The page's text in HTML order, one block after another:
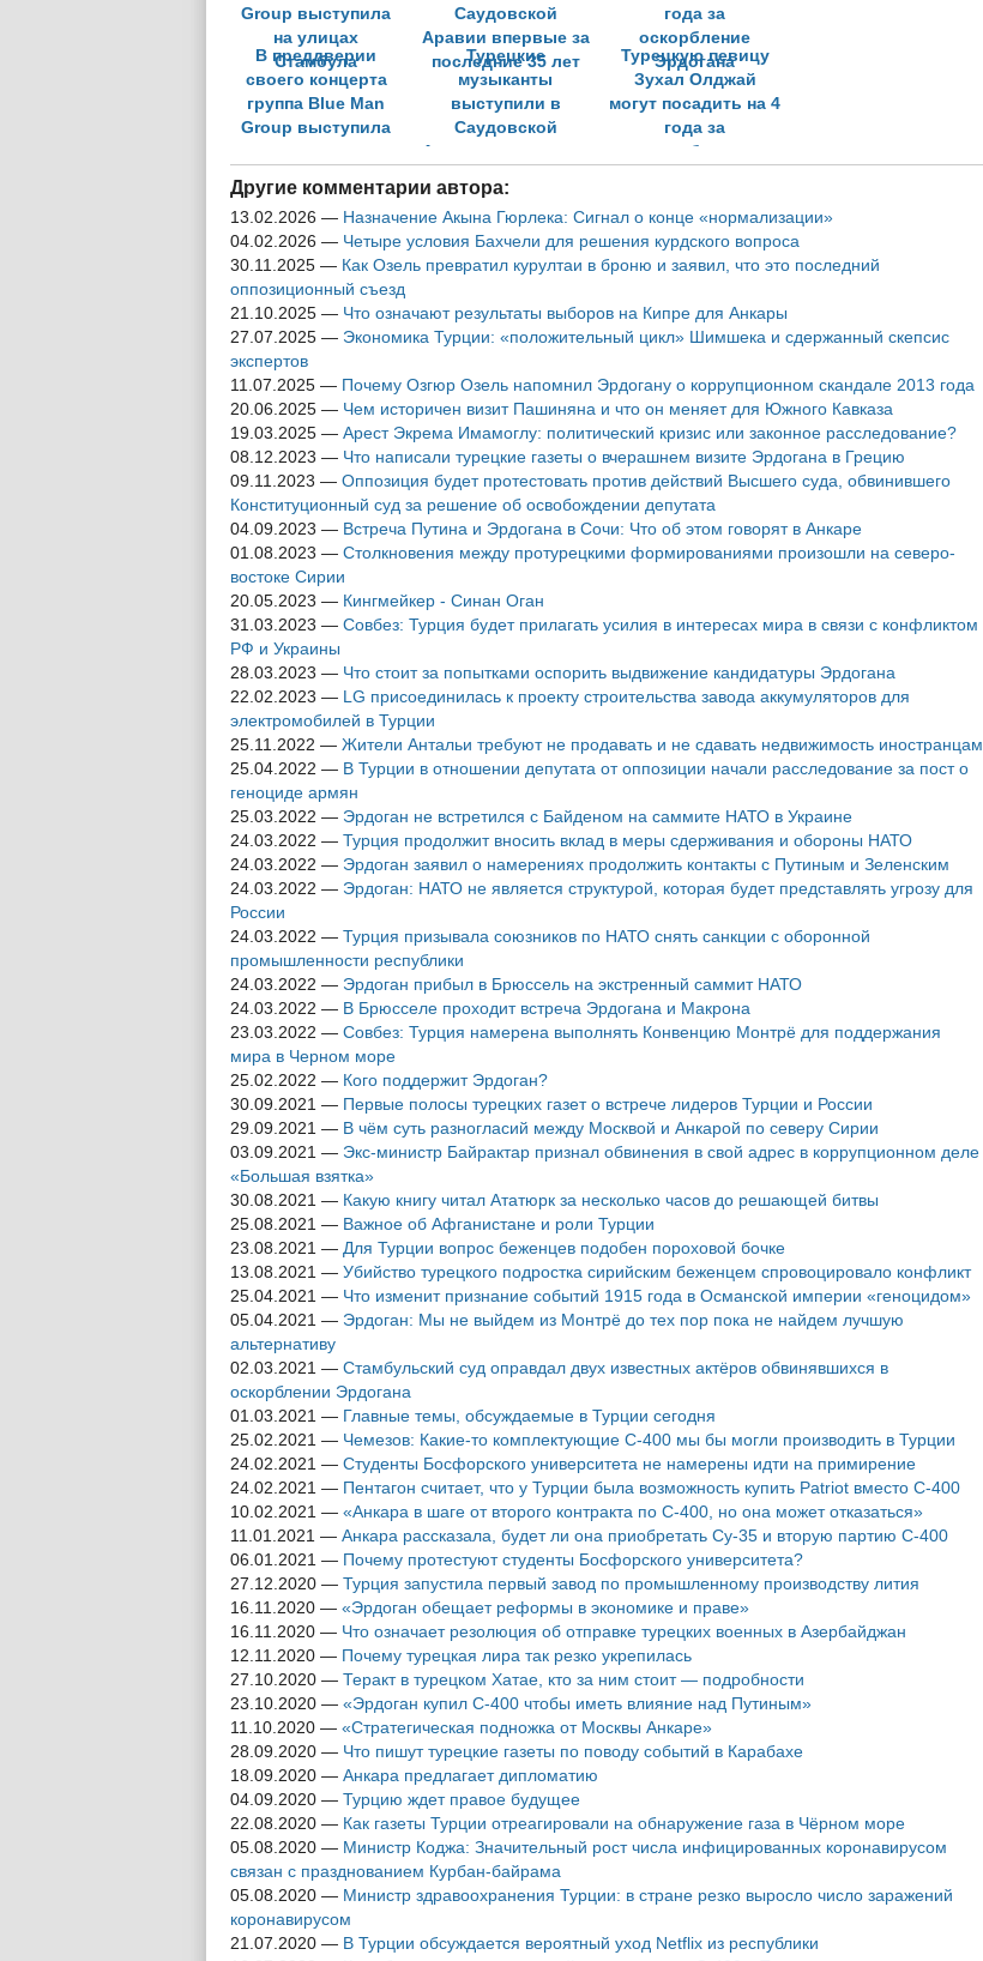
В преддверии
своего концерта
группа Blue Man
Group выступила
Турецкие
музыканты
выступили в
Саудовской
Аравии впервые за
Турецкую певицу
Зухал Олджай
могут посадить на 4
года за
оскорбление
Другие комментарии автора:
13.02.2026 — Назначение Акына Гюрлека: Сигнал о конце «нормализации»
04.02.2026 — Четыре условия Бахчели для решения курдского вопроса
30.11.2025 — Как Озель превратил курултаи в броню и заявил, что это последний
оппозиционный съезд
21.10.2025 — Что означают результаты выборов на Кипре для Анкары
27.07.2025 — Экономика Турции: «положительный цикл» Шимшека и сдержанный скепсис
экспертов
11.07.2025 — Почему Озгюр Озель напомнил Эрдогану о коррупционном скандале 2013 года
20.06.2025 — Чем историчен визит Пашиняна и что он меняет для Южного Кавказа
19.03.2025 — Арест Экрема Имамоглу: политический кризис или законное расследование?
08.12.2023 — Что написали турецкие газеты о вчерашнем визите Эрдогана в Грецию
09.11.2023 — Оппозиция будет протестовать против действий Высшего суда, обвинившего
Конституционный суд за решение об освобождении депутата
04.09.2023 — Встреча Путина и Эрдогана в Сочи: Что об этом говорят в Анкаре
01.08.2023 — Столкновения между протурецкими формированиями произошли на северо-
востоке Сирии
20.05.2023 — Кингмейкер - Синан Оган
31.03.2023 — Совбез: Турция будет прилагать усилия в интересах мира в связи с конфликтом
РФ и Украины
28.03.2023 — Что стоит за попытками оспорить выдвижение кандидатуры Эрдогана
22.02.2023 — LG присоединилась к проекту строительства завода аккумуляторов для
электромобилей в Турции
25.11.2022 — Жители Антальи требуют не продавать и не сдавать недвижимость иностранцам
25.04.2022 — В Турции в отношении депутата от оппозиции начали расследование за пост о
геноциде армян
25.03.2022 — Эрдоган не встретился с Байденом на саммите НАТО в Украине
24.03.2022 — Турция продолжит вносить вклад в меры сдерживания и обороны НАТО
24.03.2022 — Эрдоган заявил о намерениях продолжить контакты с Путиным и Зеленским
24.03.2022 — Эрдоган: НАТО не является структурой, которая будет представлять угрозу для
России
24.03.2022 — Турция призывала союзников по НАТО снять санкции с оборонной
промышленности республики
24.03.2022 — Эрдоган прибыл в Брюссель на экстренный саммит НАТО
24.03.2022 — В Брюсселе проходит встреча Эрдогана и Макрона
23.03.2022 — Совбез: Турция намерена выполнять Конвенцию Монтрё для поддержания
мира в Черном море
25.02.2022 — Кого поддержит Эрдоган?
30.09.2021 — Первые полосы турецких газет о встрече лидеров Турции и России
29.09.2021 — В чём суть разногласий между Москвой и Анкарой по северу Сирии
03.09.2021 — Экс-министр Байрактар признал обвинения в свой адрес в коррупционном деле
«Большая взятка»
30.08.2021 — Какую книгу читал Ататюрк за несколько часов до решающей битвы
25.08.2021 — Важное об Афганистане и роли Турции
23.08.2021 — Для Турции вопрос беженцев подобен пороховой бочке
13.08.2021 — Убийство турецкого подростка сирийским беженцем спровоцировало конфликт
25.04.2021 — Что изменит признание событий 1915 года в Османской империи «геноцидом»
05.04.2021 — Эрдоган: Мы не выйдем из Монтрё до тех пор пока не найдем лучшую
альтернативу
02.03.2021 — Стамбульский суд оправдал двух известных актёров обвинявшихся в
оскорблении Эрдогана
01.03.2021 — Главные темы, обсуждаемые в Турции сегодня
25.02.2021 — Чемезов: Какие-то комплектующие С-400 мы бы могли производить в Турции
24.02.2021 — Студенты Босфорского университета не намерены идти на примирение
24.02.2021 — Пентагон считает, что у Турции была возможность купить Patriot вместо С-400
10.02.2021 — «Анкара в шаге от второго контракта по С-400, но она может отказаться»
11.01.2021 — Анкара рассказала, будет ли она приобретать Су-35 и вторую партию С-400
06.01.2021 — Почему протестуют студенты Босфорского университета?
27.12.2020 — Турция запустила первый завод по промышленному производству лития
16.11.2020 — «Эрдоган обещает реформы в экономике и праве»
16.11.2020 — Что означает резолюция об отправке турецких военных в Азербайджан
12.11.2020 — Почему турецкая лира так резко укрепилась
27.10.2020 — Теракт в турецком Хатае, кто за ним стоит — подробности
23.10.2020 — «Эрдоган купил С-400 чтобы иметь влияние над Путиным»
11.10.2020 — «Стратегическая подножка от Москвы Анкаре»
28.09.2020 — Что пишут турецкие газеты по поводу событий в Карабахе
18.09.2020 — Анкара предлагает дипломатию
04.09.2020 — Турцию ждет правое будущее
22.08.2020 — Как газеты Турции отреагировали на обнаружение газа в Чёрном море
05.08.2020 — Министр Коджа: Значительный рост числа инфицированных коронавирусом
связан с празднованием Курбан-байрама
05.08.2020 — Министр здравоохранения Турции: в стране резко выросло число заражений
коронавирусом
21.07.2020 — В Турции обсуждается вероятный уход Netflix из республики